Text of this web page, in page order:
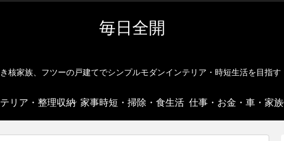
毎日全開
核家族、フツーの戸建てでシンプルモダンインテリア・時短生活を目指す
リア・整理収納 家事時短・掃除・食生活 仕事・お金・車・家族